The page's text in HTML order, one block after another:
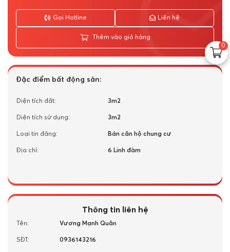
0
Gọi Hotline Liên hệ
Thêm vào giỏ hàng
Đặc điểm bất động sản:
Diện tích đất: 3m2
Diện tích sử dụng: 3m2
Loại tin đăng: Bán căn hộ chung cư
Địa chỉ: 6 Linh đàm
Thông tin liên hệ
Tên: Vương Mạnh Quân
SĐT: 0936143216